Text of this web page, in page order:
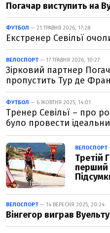
Погачар виступить на
ФУТБОЛ — 21 ТРАВНЯ 2026, 17:28
Екстренер Севільї
ВЕЛОСПОРТ — 17 ТРАВНЯ 2026, 10:27
Зірковий партнер
пропустить Тур де
ФУТБОЛ — 6 ЖОВТНЯ 2025, 14:01
Тренер Севільї – про
було провести
ВЕЛОСПОРТ
Третій
перший
ВЕЛОСПОРТ — 14 ВЕРЕСНЯ 2025, 20:24
Вінгегор виграв